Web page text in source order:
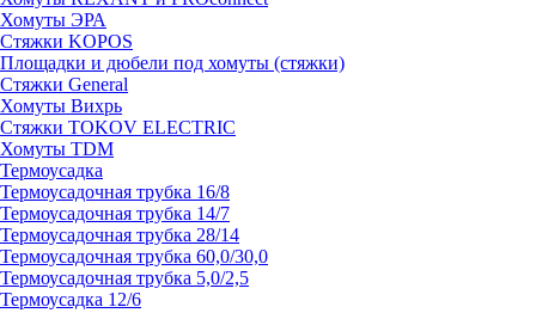
Хомуты ЭРА
Стяжки KOPOS
Площадки и дюбели под хомуты (стяжки)
Стяжки General
Хомуты Вихрь
Стяжки TOKOV ELECTRIC
Хомуты TDM
Термоусадка
Термоусадочная трубка 16/8
Термоусадочная трубка 14/7
Термоусадочная трубка 28/14
Термоусадочная трубка 60,0/30,0
Термоусадочная трубка 5,0/2,5
Термоусадка 12/6